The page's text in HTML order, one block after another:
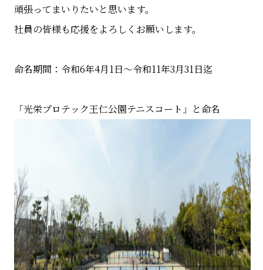
頑張ってまいりたいと思います。
社員の皆様も応援をよろしくお願いします。
命名期間：令和6年4月1日～令和11年3月31日迄
「光栄プロテック王仁公園テニスコート」と命名